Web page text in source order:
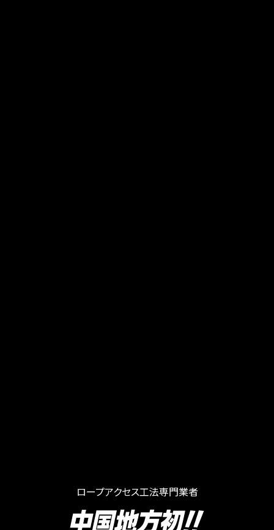
ロープアクセス工法専門業者